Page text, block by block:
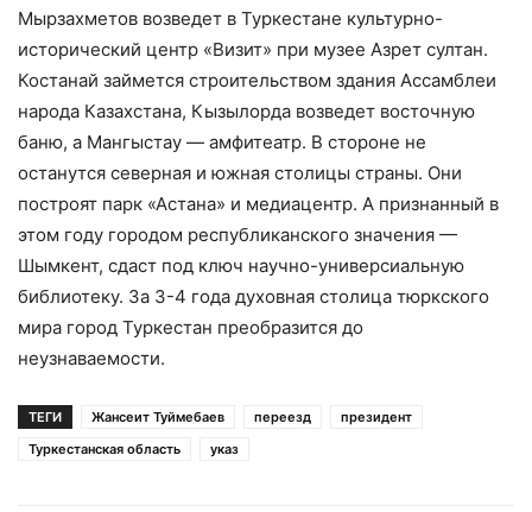
Мырзахметов возведет в Туркестане культурно-
исторический центр «Визит» при музее Азрет султан.
Костанай займется строительством здания Ассамблеи
народа Казахстана, Кызылорда возведет восточную
баню, а Мангыстау — амфитеатр. В стороне не
останутся северная и южная столицы страны. Они
построят парк «Астана» и медиацентр. А признанный в
этом году городом республиканского значения —
Шымкент, сдаст под ключ научно-универсиальную
библиотеку. За 3-4 года духовная столица тюркского
мира город Туркестан преобразится до
неузнаваемости.
ТЕГИ Жансеит Туймебаев переезд
президент
Туркестанская область
указ